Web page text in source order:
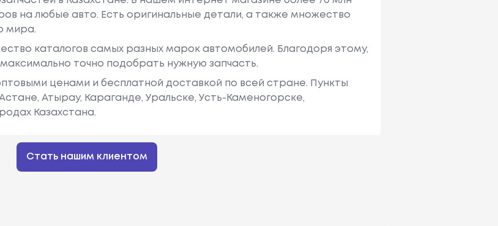
на любые авто. Есть оригинальные детали, а также множество
мира.
каталогов самых разных марок автомобилей. Благодоря этому,
точно подобрать нужную запчасть.
ценами и бесплатной доставкой по всей стране. Пункты
Атырау, Караганде, Уральске, Усть-Каменогорске,
Казахстана.
Стать нашим клиентом